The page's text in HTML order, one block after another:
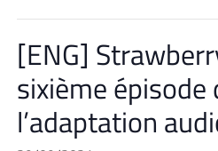
[ENG]
sixième épisode
l’adaptation